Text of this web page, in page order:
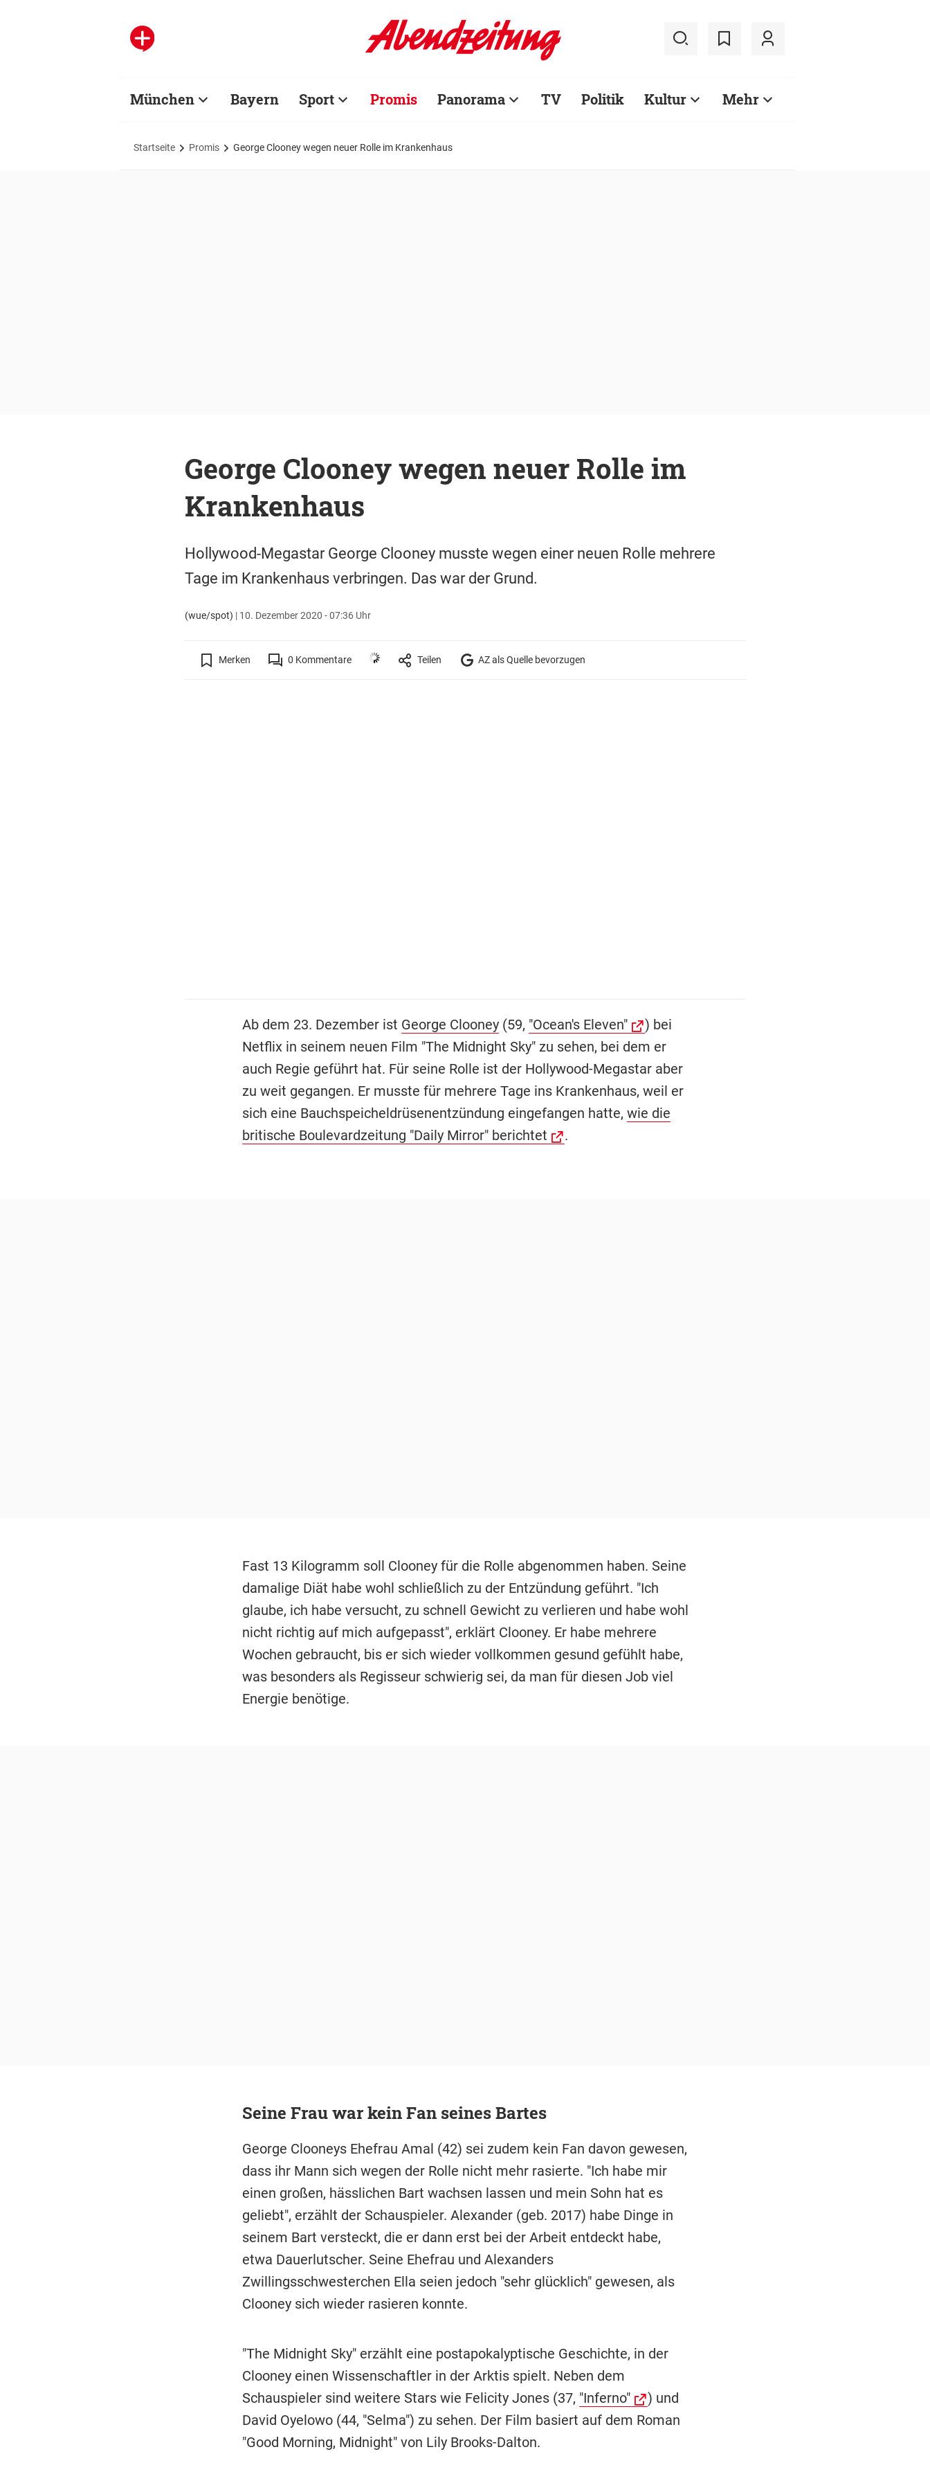
München Bayern Sport Promis Panorama TV Politik Kultur Mehr
Startseite Promis George Clooney wegen neuer Rolle im Krankenhaus
George Clooney wegen neuer Rolle im
Krankenhaus
Hollywood-Megastar George Clooney musste wegen einer neuen Rolle mehrere
Tage im Krankenhaus verbringen. Das war der Grund.
(wue/spot) | 10. Dezember 2020 - 07:36 Uhr
Merken 0 Kommentare Teilen AZ als Quelle bevorzugen
Ab dem 23. Dezember ist George Clooney(59, "Ocean's Eleven"
) bei
Netflix in seinem neuen Film "The Midnight Sky" zu sehen, bei dem er
auch Regie geführt hat. Für seine Rolle ist der Hollywood-Megastar aber
zu weit gegangen. Er musste für mehrere Tage ins Krankenhaus, weil er
sich eine Bauchspeicheldrüsenentzündung eingefangen hatte, wie die
britische Boulevardzeitung "Daily Mirror" berichtet
.
Fast 13 Kilogramm soll Clooney für die Rolle abgenommen haben. Seine
damalige Diät habe wohl schließlich zu der Entzündung geführt. "Ich
glaube, ich habe versucht, zu schnell Gewicht zu verlieren und habe wohl
nicht richtig auf mich aufgepasst", erklärt Clooney. Er habe mehrere
Wochen gebraucht, bis er sich wieder vollkommen gesund gefühlt habe,
was besonders als Regisseur schwierig sei, da man für diesen Job viel
Energie benötige.
Seine Frau war kein Fan seines Bartes
George Clooneys Ehefrau Amal (42) sei zudem kein Fan davon gewesen,
dass ihr Mann sich wegen der Rolle nicht mehr rasierte. "Ich habe mir
einen großen, hässlichen Bart wachsen lassen und mein Sohn hat es
geliebt", erzählt der Schauspieler. Alexander (geb. 2017) habe Dinge in
seinem Bart versteckt, die er dann erst bei der Arbeit entdeckt habe,
etwa Dauerlutscher. Seine Ehefrau und Alexanders
Zwillingsschwesterchen Ella seien jedoch "sehr glücklich" gewesen, als
Clooney sich wieder rasieren konnte.
"The Midnight Sky" erzählt eine postapokalyptische Geschichte, in der
Clooney einen Wissenschaftler in der Arktis spielt. Neben dem
Schauspieler sind weitere Stars wie Felicity Jones (37, "Inferno"
) und
David Oyelowo (44, "Selma") zu sehen. Der Film basiert auf dem Roman
"Good Morning, Midnight" von Lily Brooks-Dalton.